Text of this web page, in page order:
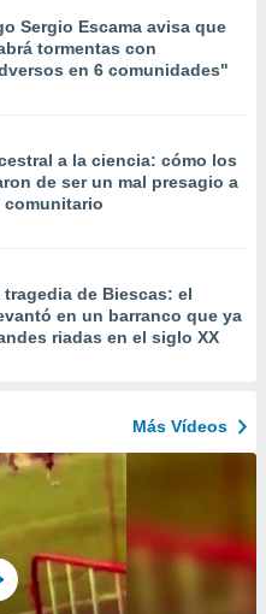
Sergio Escama avisa que
tormentas con
en 6 comunidades"
a la ciencia: cómo los
de ser un mal presagio a
comunitario
tragedia de Biescas: el
en un barranco que ya
riadas en el siglo XX
Más Vídeos